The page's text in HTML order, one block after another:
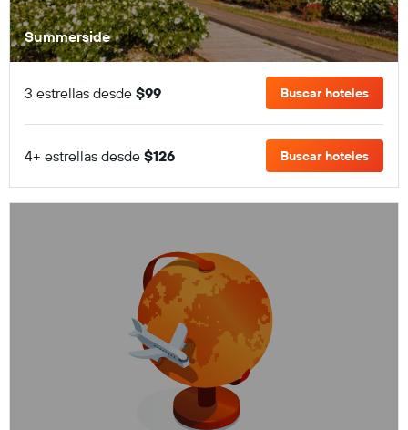
Summerside
3 estrellas desde $99 Buscar hoteles
4+ estrellas desde $126 Buscar hoteles